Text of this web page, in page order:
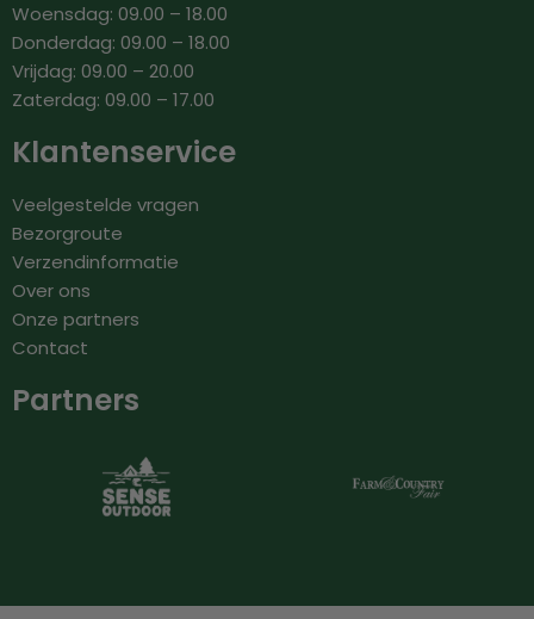
Woensdag: 09.00 – 18.00
Donderdag: 09.00 – 18.00
Vrijdag: 09.00 – 20.00
Zaterdag: 09.00 – 17.00
Klantenservice
Veelgestelde vragen
Bezorgroute
Verzendinformatie
Over ons
Onze partners
Contact
Partners